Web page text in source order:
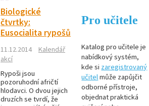
Biologické
čtvrtky:
Eusocialita rypošů
11.12.2014
Kalendář
akcí
Rypoši jsou
pozoruhodní afričtí
hlodavci. O dvou jejich
druzích se tvrdí, že
Pro učitele
Katalog pro učitele je
nabídkový systém,
kde si zaregistrovaný
učitelmůže zapůjčit
odborné přístroje,
objednat praktická